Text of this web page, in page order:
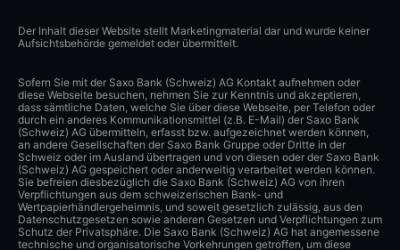
Der Inhalt dieser Website stellt Marketingmaterial dar und wurde keiner
Aufsichtsbehörde gemeldet oder übermittelt.
Sofern Sie mit der Saxo Bank (Schweiz) AG Kontakt aufnehmen oder
diese Webseite besuchen, nehmen Sie zur Kenntnis und akzeptieren,
dass sämtliche Daten, welche Sie über diese Webseite, per Telefon oder
durch ein anderes Kommunikationsmittel (z.B. E-Mail) der Saxo Bank
(Schweiz) AG übermitteln, erfasst bzw. aufgezeichnet werden können,
an andere Gesellschaften der Saxo Bank Gruppe oder Dritte in der
Schweiz oder im Ausland übertragen und von diesen oder der Saxo Bank
(Schweiz) AG gespeichert oder anderweitig verarbeitet werden können.
Sie befreien diesbezüglich die Saxo Bank (Schweiz) AG von ihren
Verpflichtungen aus dem schweizerischen Bank- und
Wertpapierhändlergeheimnis, und soweit gesetzlich zulässig, aus den
Datenschutzgesetzen sowie anderen Gesetzen und Verpflichtungen zum
Schutz der Privatsphäre. Die Saxo Bank (Schweiz) AG hat angemessene
technische und organisatorische Vorkehrungen getroffen, um diese